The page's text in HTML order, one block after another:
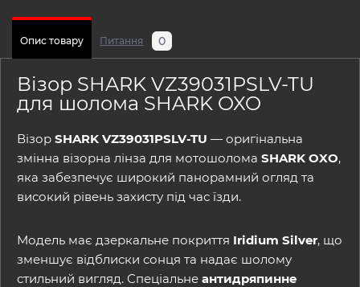
Опис товару Питання 0
Візор SHARK VZ39031PSLV-TU
для шолома SHARK OXO
Візор SHARK VZ39031PSLV-TU — оригінальна
змінна візорна лінза для мотошолома SHARK OXO,
яка забезпечує широкий панорамний огляд та
високий рівень захисту під час їзди.
Модель має дзеркальне покриття Iridium Silver, що
зменшує відблиски сонця та надає шолому
стильний вигляд. Спеціальне антидряпинне